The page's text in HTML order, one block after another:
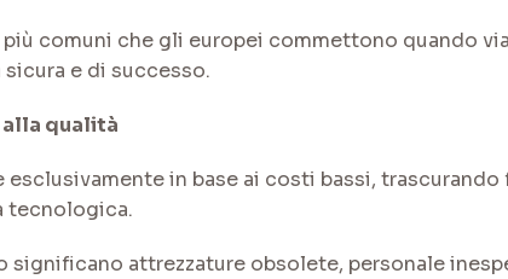
comuni che gli europei commettono quando
sicura e di successo.
alla qualità
in base ai costi bassi,
tecnologica.
significano attrezzature obsolete, personale